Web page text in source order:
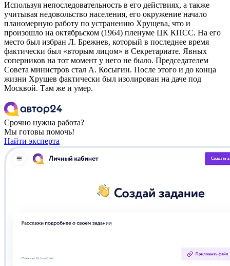
Используя непоследовательность в его действиях, а также
учитывая недовольство населения, его окружение начало
планомерную работу по устранению Хрущева, что и
произошло на октябрьском (1964) пленуме ЦК КПСС. На его
место был избран Л. Брежнев, который в последнее время
фактически был «вторым лицом» в Секретариате. Явных
соперников на тот момент у него не было. Председателем
Совета министров стал А. Косыгин. После этого и до конца
жизни Хрущев фактически был изолирован на даче под
Москвой. Там же и умер.
Срочно нужна работа?
Мы готовы помочь!
Найти эксперта